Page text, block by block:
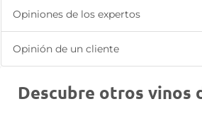
Opiniones de los expertos
Opinión de un cliente
Descubre otros vinos